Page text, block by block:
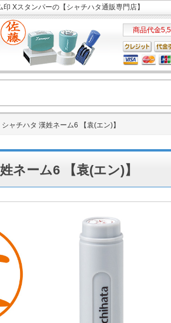
Xスタンパーの【シャチハタ通販専門店】
商品代金
シャチハタ 漢姓ネーム6 【袁(エン)】
ネーム6 【袁(エン)】